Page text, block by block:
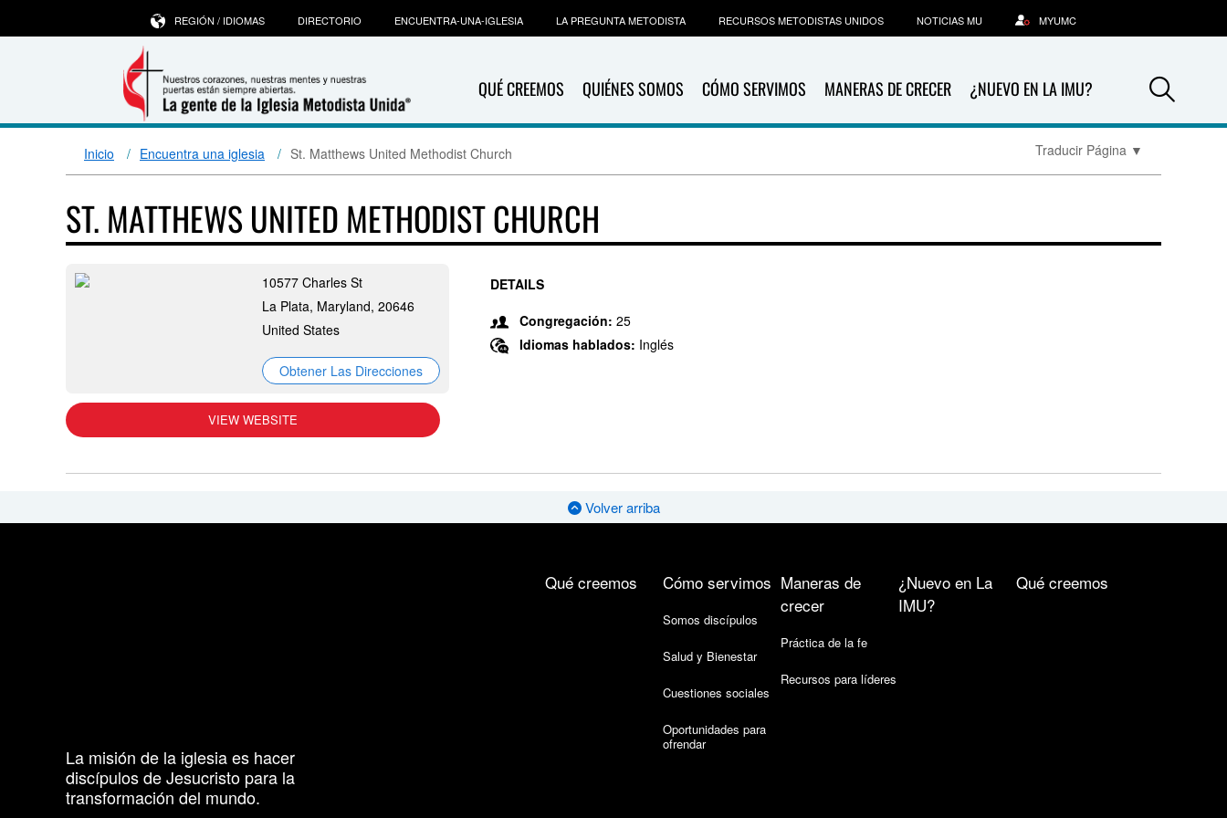
QUÉ CREEMOS QUIÉNES SOMOS CÓMO SERVIMOS MANERAS DE CRECER ¿NUEVO EN LA IMU?
REGIÓN / IDIOMAS DIRECTORIO ENCUENTRA-UNA-IGLESIA LA PREGUNTA METODISTA RECURSOS METODISTAS UNIDOS NOTICIAS MU MYUMC
Inicio Encuentra una iglesia St. Matthews United Methodist Church Traducir Página ▼
ST. MATTHEWS UNITED METHODIST CHURCH
10577 Charles St
La Plata, Maryland, 20646
United States
Obtener Las Direcciones
VIEW WEBSITE
DETAILS
Congregación: 25
Idiomas hablados: Inglés
Volver arriba
La misión de la iglesia es hacer
discípulos de Jesucristo para la
transformación del mundo.
Qué creemos Cómo servimos
Somos discípulos
Salud y Bienestar
Cuestiones sociales
Oportunidades para
ofrendar
Maneras de
crecer
Práctica de la fe
Recursos para líderes
¿Nuevo en La
IMU?
Qué creemos